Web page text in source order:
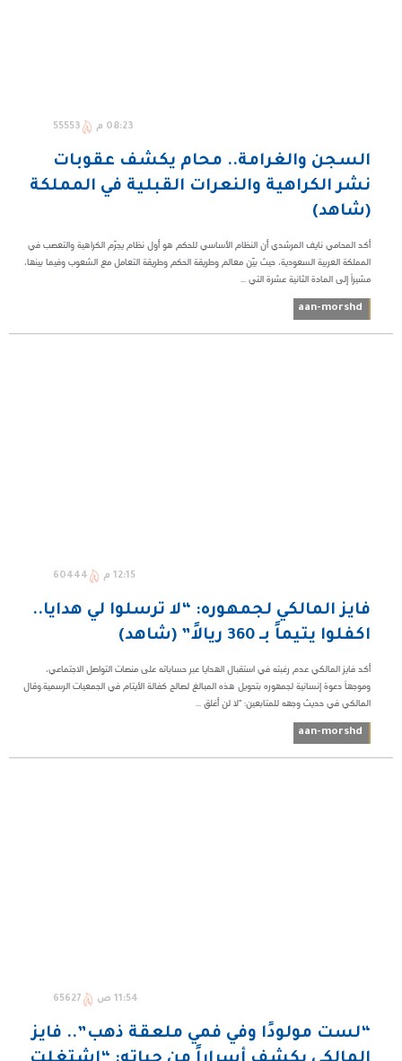
08:23 م 55553
السجن والغرامة.. محام يكشف عقوبات
نشر الكراهية والنعرات القبلية في المملكة
(شاهد)
أكد المحامي نايف المرشدي أن النظام الأساسي للحكم هو أول نظام يجرّم الكراهية والتعصب في
المملكة العربية السعودية، حيث بيّن معالم وطريقة الحكم وطريقة التعامل مع الشعوب وفيما بينها،
مشيراً إلى المادة الثانية عشرة التي ...
aan-morshd
12:15 م 60444
فايز المالكي لجمهوره: “لا ترسلوا لي هدايا..
اكفلوا يتيماً بـ 360 ريالاً” (شاهد)
أكد فايز المالكي عدم رغبته في استقبال الهدايا عبر حساباته على منصات التواصل الاجتماعي،
وموجهاً دعوة إنسانية لجمهوره بتحويل هذه المبالغ لصالح كفالة الأيتام في الجمعيات الرسمية.وقال
المالكي في حديث وجهه للمتابعين: "لا لن أغلق ...
aan-morshd
11:54 ص 65627
“لست مولودًا وفي فمي ملعقة ذهب”.. فايز